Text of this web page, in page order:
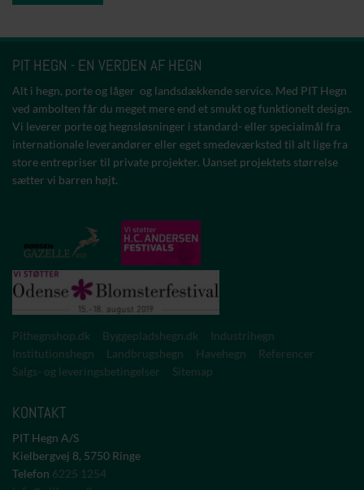
PIT HEGN - EN VERDEN AF HEGN
Alt i hegn, porte og låger og landsdækkende service. Med PIT Hegn
ved ambolten får du meget mere end et smukt og funktionelt design.
Vi leverer porte og hegnsløsninger i standard- eller specialmål fra
internationale leverandører eller eget smedeværksted til alt lige fra
store entrepriser til private projekter. Uanset projektets størrelse
sætter vi barren højt.
Pithegnshop.dk Byggepladshegn.dk
Industrihegn
Institutionshegn
Landbrugshegn Havehegn
Referencer
Salgs- og leveringsbetingelser
Sitemap
KONTAKT
PIT Hegn A/S
Kielbergvej 8, 5750 Ringe
Telefon 6225 1254